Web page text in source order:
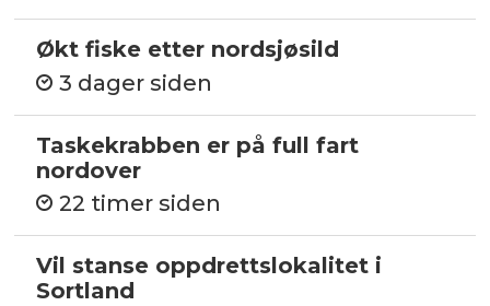
Økt fiske etter nordsjøsild
3 dager siden
Taskekrabben er på full fart
nordover
22 timer siden
Vil stanse oppdrettslokalitet i
Sortland